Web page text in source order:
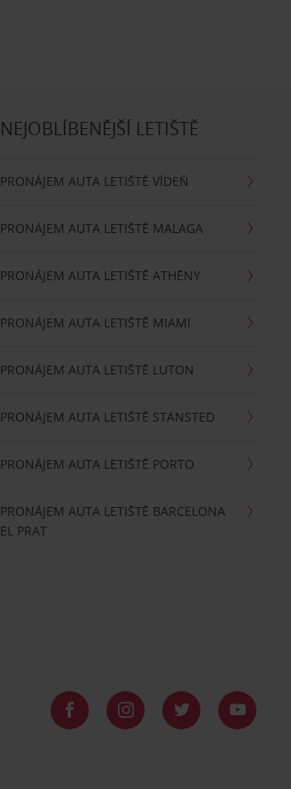
NEJOBLÍBENĚJŠÍ LETIŠTĚ
PRONÁJEM AUTA LETIŠTĚ VÍDEŇ
PRONÁJEM AUTA LETIŠTĚ MALAGA
PRONÁJEM AUTA LETIŠTĚ ATHÉNY
PRONÁJEM AUTA LETIŠTĚ MIAMI
PRONÁJEM AUTA LETIŠTĚ LUTON
PRONÁJEM AUTA LETIŠTĚ STANSTED
PRONÁJEM AUTA LETIŠTĚ PORTO
PRONÁJEM AUTA LETIŠTĚ BARCELONA
EL PRAT